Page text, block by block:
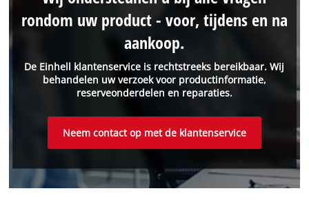
De Einhell klantenservice is rechtstreeks bereikbaar. Wij
behandelen uw verzoek voor productinformatie,
reserveonderdelen en reparaties.
rondom uw product - voor, tijdens en na
aankoop.
Neem contact op met de klantenservice